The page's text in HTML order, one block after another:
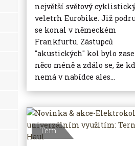
největší světový
veletrh Eurobike. Již
se konal v německém
Frankfurtu. Zástupců
"akustických" kol bylo zase
něco méně a zdálo se, že
nemá v nabídce ales...
Tern